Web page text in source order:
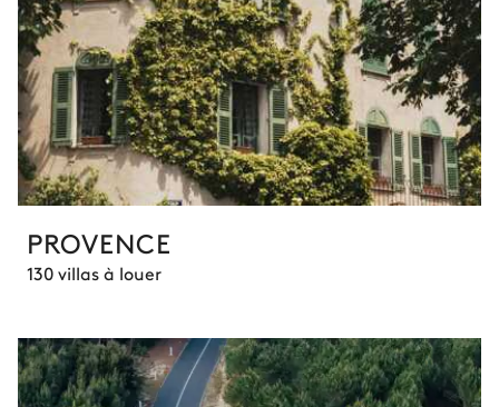
PROVENCE
130 villas à louer